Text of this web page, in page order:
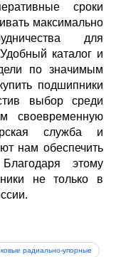
сроки
максимально
для
каталог и
по значимым
подшипники
выбор среди
своевременную
служба и
нам обеспечить
этому
не только в
радиально-упорные